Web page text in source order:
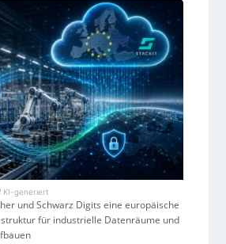
KI-generiert
und Schwarz Digits eine europäische
für industrielle Datenräume und